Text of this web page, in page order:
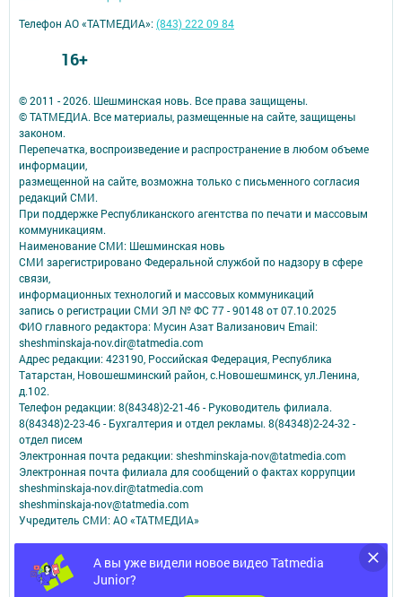
А вы уже видели новое видео Tatmedia
Junior?
© 2011 - 2026. Шешминская новь. Все права защищены.
© ТАТМЕДИА. Все материалы, размещенные на сайте, защищены
законом.
Перепечатка, воспроизведение и распространение в любом объеме
информации,
размещенной на сайте, возможна только с письменного согласия
редакций СМИ.
При поддержке Республиканского агентства по печати и массовым
коммуникациям.
Наименование СМИ: Шешминская новь
СМИ зарегистрировано Федеральной службой по надзору в сфере
связи,
информационных технологий и массовых коммуникаций
запись о регистрации СМИ ЭЛ № ФС 77 - 90148 от 07.10.2025
ФИО главного редактора: Мусин Азат Вализанович Email:
sheshminskaja-nov.dir@tatmedia.com
Адрес редакции: 423190, Российская Федерация, Республика
Татарстан, Новошешминский район, с.Новошешминск, ул.Ленина,
д.102.
Телефон редакции: 8(84348)2-21-46 - Руководитель филиала.
8(84348)2-23-46 - Бухгалтерия и отдел рекламы. 8(84348)2-24-32 -
отдел писем
Электронная почта редакции: sheshminskaja-nov@tatmedia.com
Электронная почта филиала для сообщений о фактах коррупции
sheshminskaja-nov.dir@tatmedia.com
sheshminskaja-nov@tatmedia.com
Учредитель СМИ: АО «ТАТМЕДИА»
Антикоррупционная политика
АО «ТАТМЕДИА» использует «cookie»для персонализации сервисов и
удобства пользователей сайтом.
Телефон АО «ТАТМЕДИА»:(843) 222 09 84
16+